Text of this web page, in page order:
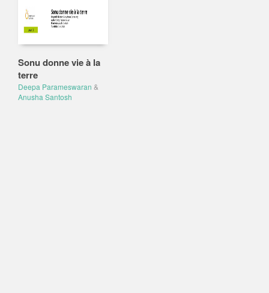
Sonu donne vie à la
terre
Deepa Parameswaran &
Anusha Santosh